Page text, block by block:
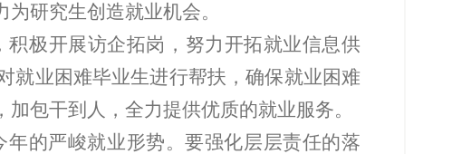
研究生创造就业机会。
积极开展访企拓岗，努力开拓就业信息供
就业困难毕业生进行帮扶，确保就业困难
加包干到人，全力提供优质的就业服务。
的严峻就业形势。要强化层层责任的落